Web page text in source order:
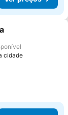
cidade